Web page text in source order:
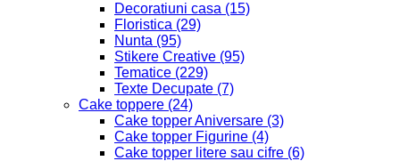
Decoratiuni casa (15)
Floristica (29)
Nunta (95)
Stikere Creative (95)
Tematice (229)
Texte Decupate (7)
Cake toppere (24)
Cake topper Aniversare (3)
Cake topper Figurine (4)
Cake topper litere sau cifre (6)